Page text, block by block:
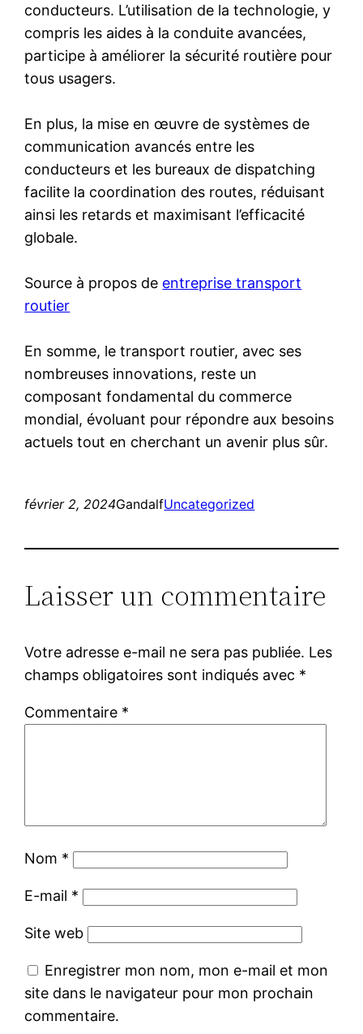
conducteurs. L’utilisation de la technologie, y
compris les aides à la conduite avancées,
participe à améliorer la sécurité routière pour
tous usagers.
En plus, la mise en œuvre de systèmes de
communication avancés entre les
conducteurs et les bureaux de dispatching
facilite la coordination des routes, réduisant
ainsi les retards et maximisant l’efficacité
globale.
Source à propos de entreprise transport
routier
En somme, le transport routier, avec ses
nombreuses innovations, reste un
composant fondamental du commerce
mondial, évoluant pour répondre aux besoins
actuels tout en cherchant un avenir plus sûr.
février 2, 2024GandalfUncategorized
Laisser un commentaire
Votre adresse e-mail ne sera pas publiée. Les
champs obligatoires sont indiqués avec *
Commentaire *
Nom *
E-mail *
Site web
Enregistrer mon nom, mon e-mail et mon
site dans le navigateur pour mon prochain
commentaire.